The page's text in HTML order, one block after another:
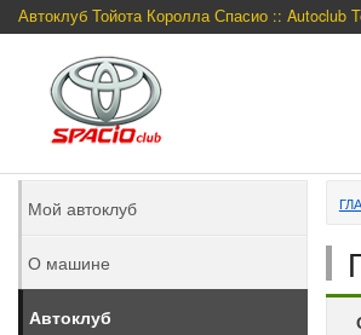
Автоклуб Тойота Королла Спасио :: Autoclub
Мой автоклуб
О машине
Автоклуб